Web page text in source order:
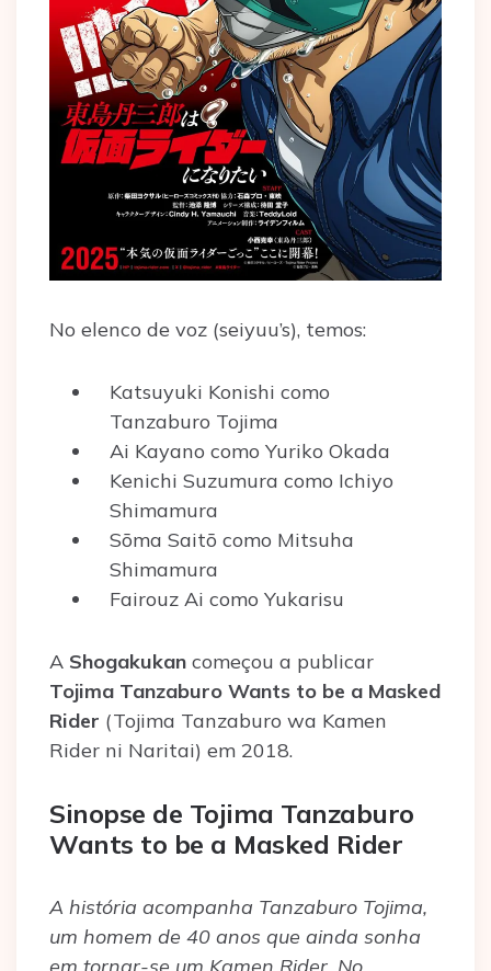
No elenco de voz (seiyuu’s), temos:
Katsuyuki Konishi como
Tanzaburo Tojima
Ai Kayano como Yuriko Okada
Kenichi Suzumura como Ichiyo
Shimamura
Sōma Saitō como Mitsuha
Shimamura
Fairouz Ai como Yukarisu
A Shogakukan começou a publicar
Tojima Tanzaburo Wants to be a Masked
Rider (Tojima Tanzaburo wa Kamen
Rider ni Naritai) em 2018.
Sinopse de Tojima Tanzaburo
Wants to be a Masked Rider
A história acompanha Tanzaburo Tojima,
um homem de 40 anos que ainda sonha